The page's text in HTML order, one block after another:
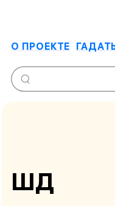
О ПРОЕКТЕ
ШД